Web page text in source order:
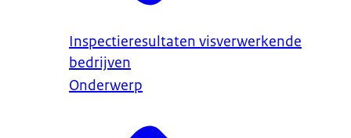
Inspectieresultaten visverwerkende
bedrijven
Onderwerp